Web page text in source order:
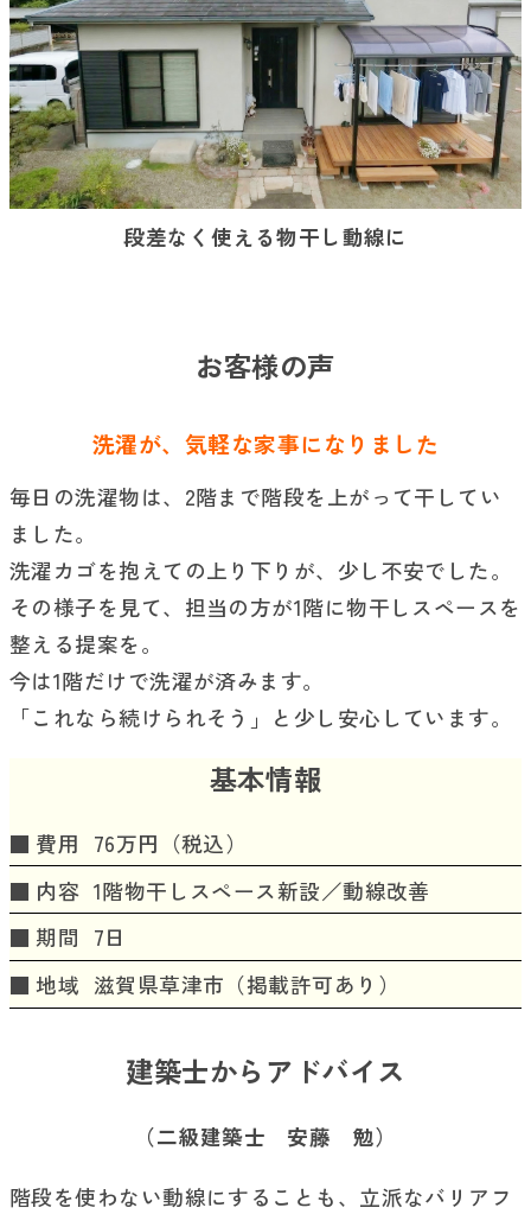
段差なく使える物干し動線に
お客様の声
洗濯が、気軽な家事になりました
毎日の洗濯物は、2階まで階段を上がって干してい
ました。
洗濯カゴを抱えての上り下りが、少し不安でした。
その様子を見て、 担当の方が1階に物干しスペースを
整える提案を。
今は1階だけで洗濯が済みます。
「これなら続けられそう」と少し安心しています。
基本情報
費用 76万円（税込）
内容 1階物干しスペース新設／動線改善
期間 7日
地域 滋賀県草津市（掲載許可あり）
建築士からアドバイス
（二級建築士 安藤 勉）
階段を使わない動線にすることも、立派なバリアフ